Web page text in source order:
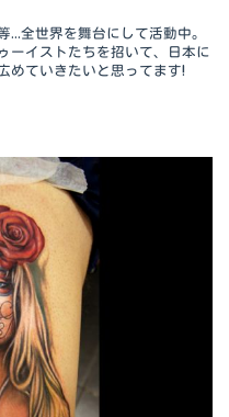
全世界を舞台にして活動中。
ーイストたちを招いて、日本に
めていきたいと思ってます!